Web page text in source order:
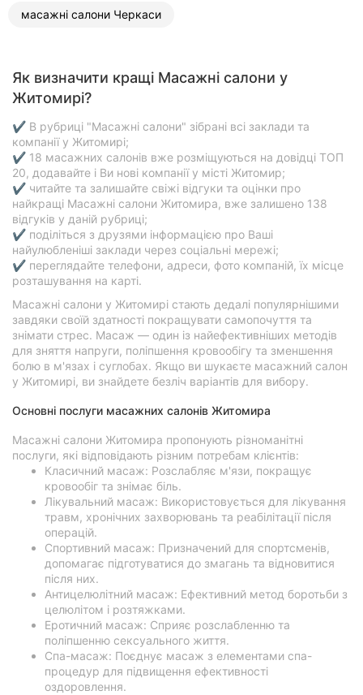
масажні салони Черкаси
Як визначити кращі Масажні салони у
Житомирі?
✔ В рубриці "Масажні салони" зібрані всі заклади та
компанії у Житомирі;
✔ 18 масажних салонів вже розміщуються на довідці ТОП
20, додавайте і Ви нові компанії у місті Житомир;
✔ читайте та залишайте свіжі відгуки та оцінки про
найкращі Масажні салони Житомира, вже залишено 138
відгуків у даній рубриці;
✔ поділіться з друзями інформацією про Ваші
найулюбленіші заклади через соціальні мережі;
✔ переглядайте телефони, адреси, фото компаній, їх місце
розташування на карті.
Масажні салони у Житомирі стають дедалі популярнішими
завдяки своїй здатності покращувати самопочуття та
знімати стрес. Масаж — один із найефективніших методів
для зняття напруги, поліпшення кровообігу та зменшення
болю в м'язах і суглобах. Якщо ви шукаєте масажний салон
у Житомирі, ви знайдете безліч варіантів для вибору.
Основні послуги масажних салонів Житомира
Масажні салони Житомира пропонують різноманітні
послуги, які відповідають різним потребам клієнтів:
Класичний масаж: Розслабляє м'язи, покращує
кровообіг та знімає біль.
Лікувальний масаж: Використовується для лікування
травм, хронічних захворювань та реабілітації після
операцій.
Спортивний масаж: Призначений для спортсменів,
допомагає підготуватися до змагань та відновитися
після них.
Антицелюлітний масаж: Ефективний метод боротьби з
целюлітом і розтяжками.
Еротичний масаж: Сприяє розслабленню та
поліпшенню сексуального життя.
Спа-масаж: Поєднує масаж з елементами спа-
процедур для підвищення ефективності
оздоровлення.